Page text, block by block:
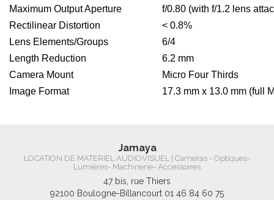
Maximum Output Aperture
f/0.80 (with f/1.2 lens
Rectilinear Distortion
< 0.8%
Lens Elements/Groups
6/4
Length Reduction
6.2 mm
Camera Mount
Micro Four Thirds
Image Format
17.3 mm x 13.0 mm (full
Jamaya
LOCATION DE MATERIEL AUDIOVISUEL | Cameras - Optiques-
Lumières- Machinerie- Accessoires
47 bis, rue Thiers
92100 Boulogne-Billancourt 01 46 84 60 75